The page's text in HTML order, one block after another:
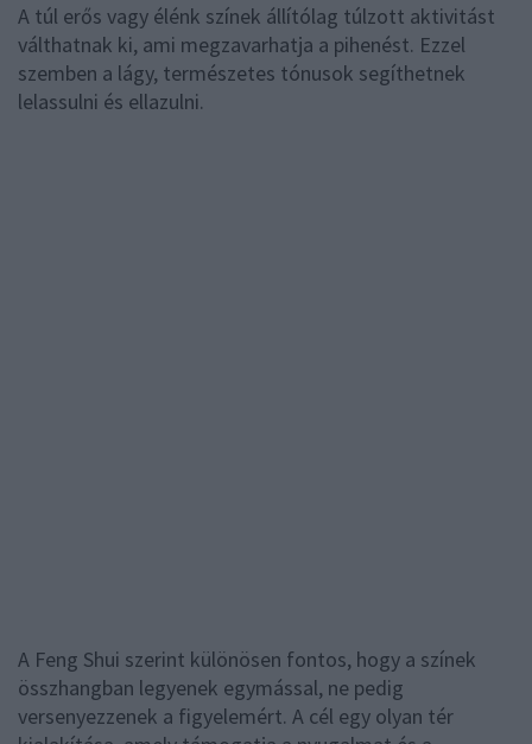
A túl erős vagy élénk színek állítólag túlzott aktivitást
válthatnak ki, ami megzavarhatja a pihenést. Ezzel
szemben a lágy, természetes tónusok segíthetnek
lelassulni és ellazulni.
A Feng Shui szerint különösen fontos, hogy a színek
összhangban legyenek egymással, ne pedig
versenyezzenek a figyelemért. A cél egy olyan tér